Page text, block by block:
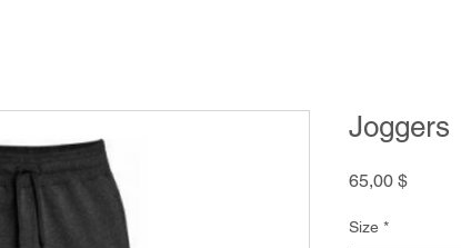
Joggers
65,00 $Prix
Size *